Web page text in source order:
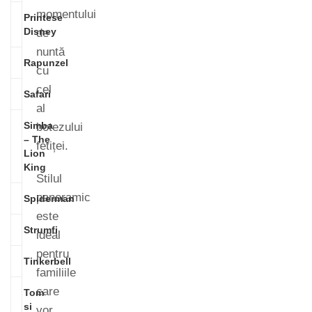
Printese
Disney
Rapunzel
Safari
Simba
– The
Lion
King
Spiderman
Strumfi
Tinkerbell
Tom
si
momentului
de
nuntă
cu
cel
al
botezului
fetiței.
Stilul
panoramic
este
ideal
pentru
familiile
care